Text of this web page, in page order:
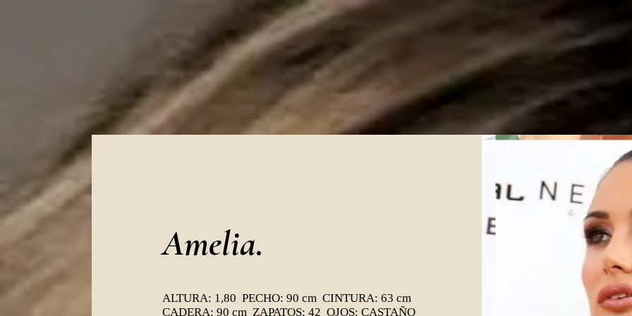
Amelia.
ALTURA: 1,80 PECHO: 90 cm CINTURA: 63 cm
CADERA: 90 cm ZAPATOS: 42 OJOS: CASTAÑO